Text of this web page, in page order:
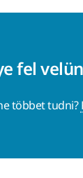
fel
többet tudni?